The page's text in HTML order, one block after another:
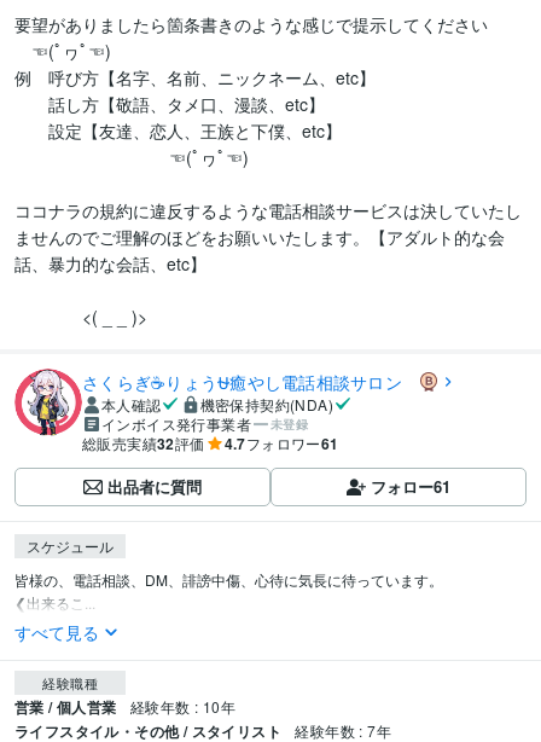
要望がありましたら箇条書きのような感じで提示してください
☜(ﾟヮﾟ☜)
例　呼び方【名字、名前、ニックネーム、etc】
話し方【敬語、タメ口、漫談、etc】
設定【友達、恋人、王族と下僕、etc】
ココナラの規約に違反するような電話相談サービスは決していたし
ませんのでご理解のほどをお願いいたします。【アダルト的な会
話、暴力的な会話、etc】
              <( _ _ )>
さくらぎ☕りょう⛎癒やし電話相談サロン
本人確認
機密保持契約(NDA)
インボイス発行事業者
未登録
総販売実績32評価 4.7フォロワー61
出品者に質問 フォロー61
スケジュール
皆様の、電話相談、DM、誹謗中傷、心待に気長に待っています。
❮出来るこ...
すべて見る
経験職種
営業 / 個人営業 経験年数 : 10年
ライフスタイル・その他 / スタイリスト 経験年数 : 7年